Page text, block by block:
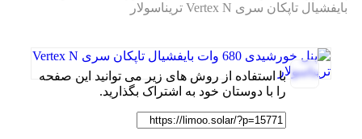
بایفشیال تاپکان سری Vertex N تریناسولار
با استفاده از روش های زیر می توانید این صفحه
را با دوستان خود به اشتراک بگذارید.